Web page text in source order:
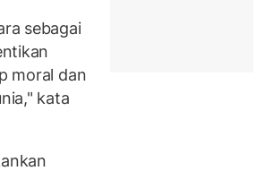
sebagai
moral dan
kata